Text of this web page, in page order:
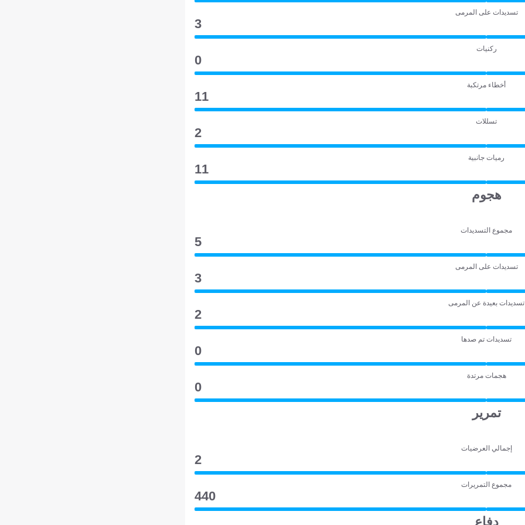
تسديدات على المرمى
3
ركنيات
0
أخطاء مرتكبة
11
تسللات
2
رميات جانبية
11
هجوم
مجموع التسديدات
5
تسديدات على المرمى
3
تسديدات بعيدة عن المرمى
2
تسديدات تم صدها
0
هجمات مرتدة
0
تمرير
إجمالي العرضيات
2
مجموع التمريرات
440
دفاع